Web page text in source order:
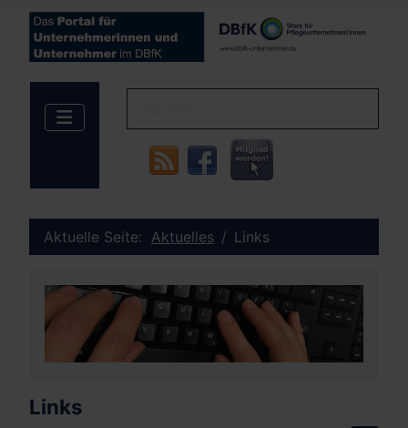
Aktuelle Seite: Aktuelles Links
Links